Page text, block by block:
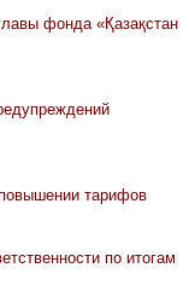
фонда «Қазақстан
тарифов
по итогам